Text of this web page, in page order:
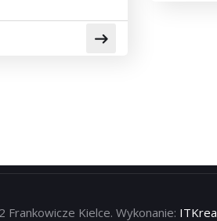
Kielce. Wykonanie: